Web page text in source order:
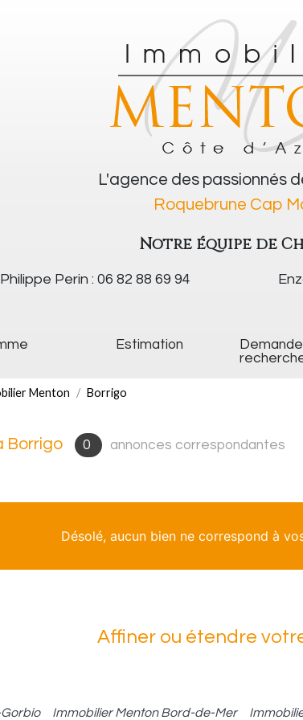
L'agence des passionnés
Roquebrune Cap
Notre équipe de
Philippe Perin : 06 82 88 69 94
Estimation
Demande de
Menton Borrigo
Borrigo 0 annonces correspondantes
Désolé, aucun bien ne correspond à
Affiner ou étendre
Immobilier Menton Bord-de-Mer